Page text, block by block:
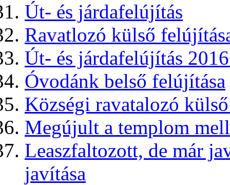
Út- és járdafelújítás
Ravatlozó külső
Út- és járdafelújítás
Óvodánk belső felújítása
Községi ravatalozó
Megújult a templom
Leaszfaltozott, de már
javítása